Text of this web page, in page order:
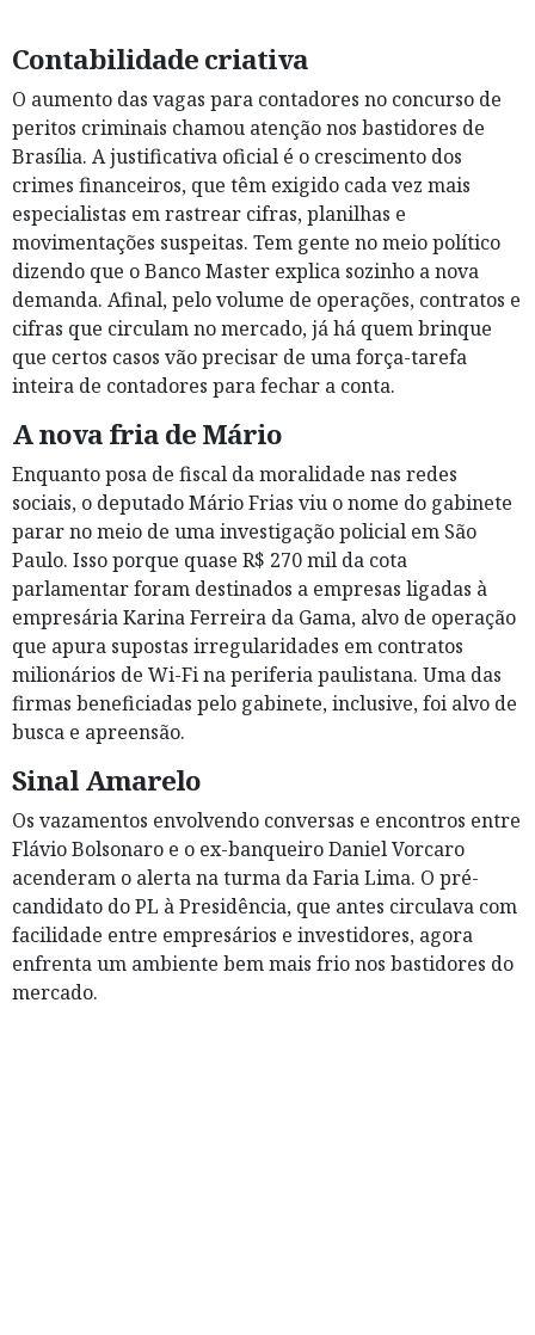
Contabilidade criativa
O aumento das vagas para contadores no concurso de
peritos criminais chamou atenção nos bastidores de
Brasília. A justificativa oficial é o crescimento dos
crimes financeiros, que têm exigido cada vez mais
especialistas em rastrear cifras, planilhas e
movimentações suspeitas. Tem gente no meio político
dizendo que o Banco Master explica sozinho a nova
demanda. Afinal, pelo volume de operações, contratos e
cifras que circulam no mercado, já há quem brinque
que certos casos vão precisar de uma força-tarefa
inteira de contadores para fechar a conta.
A nova fria de Mário
Enquanto posa de fiscal da moralidade nas redes
sociais, o deputado Mário Frias viu o nome do gabinete
parar no meio de uma investigação policial em São
Paulo. Isso porque quase R$ 270 mil da cota
parlamentar foram destinados a empresas ligadas à
empresária Karina Ferreira da Gama, alvo de operação
que apura supostas irregularidades em contratos
milionários de Wi-Fi na periferia paulistana. Uma das
firmas beneficiadas pelo gabinete, inclusive, foi alvo de
busca e apreensão.
Sinal Amarelo
Os vazamentos envolvendo conversas e encontros entre
Flávio Bolsonaro e o ex-banqueiro Daniel Vorcaro
acenderam o alerta na turma da Faria Lima. O pré-
candidato do PL à Presidência, que antes circulava com
facilidade entre empresários e investidores, agora
enfrenta um ambiente bem mais frio nos bastidores do
mercado.